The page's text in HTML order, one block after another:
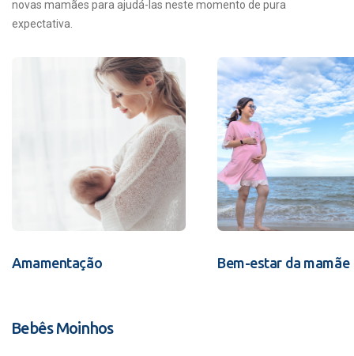
novas mamães para ajudá-las neste momento de pura
expectativa.
Amamentação Bem-estar da mamãe
Bebês Moinhos